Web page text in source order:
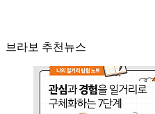
브라보 추천뉴스